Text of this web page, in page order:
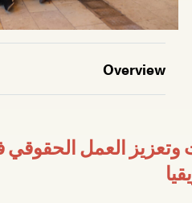
Overview
وتعزيز العمل